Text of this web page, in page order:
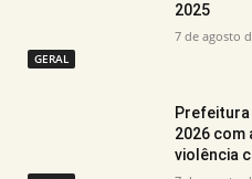
GERAL
2025
7 de agosto
Prefeitura
2026 com
violência